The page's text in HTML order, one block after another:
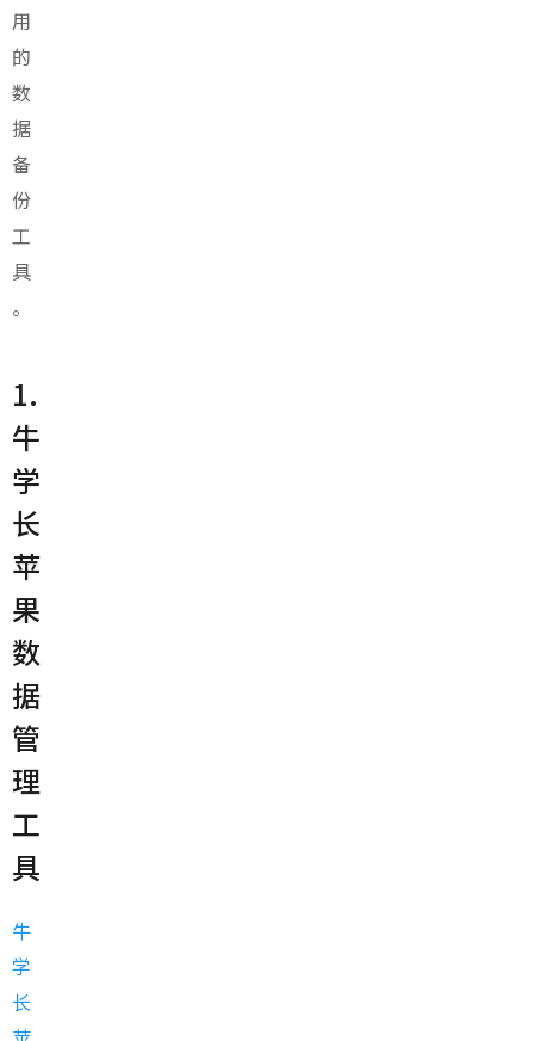
用
的
数
据
备
份
工
具
。
1.
牛
学
长
苹
果
数
据
管
理
工
具
牛
学
长